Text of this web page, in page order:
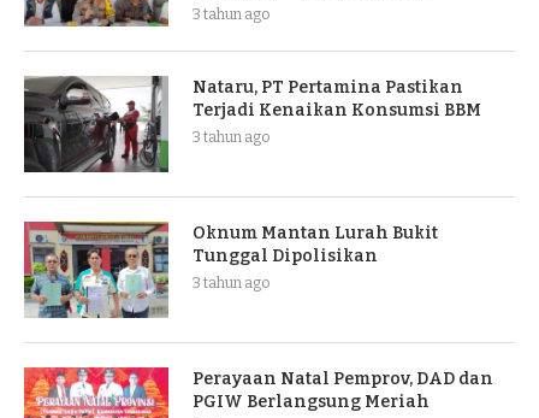
3 tahun ago
Nataru, PT Pertamina Pastikan
Terjadi Kenaikan Konsumsi BBM
3 tahun ago
Oknum Mantan Lurah Bukit
Tunggal Dipolisikan
3 tahun ago
Perayaan Natal Pemprov, DAD dan
PGIW Berlangsung Meriah